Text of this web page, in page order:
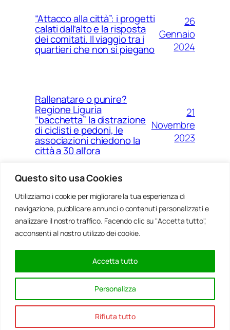
Questo sito usa Cookies
Utilizziamo i cookie per migliorare la tua esperienza di
navigazione, pubblicare annunci o contenuti personalizzati e
analizzare il nostro traffico. Facendo clic su "Accetta tutto",
acconsenti al nostro utilizzo dei cookie.
Personalizza
Rifiuta tutto
Accetta tutto
“Attacco alla città”: i progetti
calati dall’alto e la risposta
dei comitati. Il viaggio tra i
quartieri che non si piegano
26
Gennaio
2024
Rallenatare o punire?
Regione Liguria
“bacchetta” la distrazione
di ciclisti e pedoni, le
associazioni chiedono la
città a 30 all’ora
21
Novembre
2023
Ponte Morandi e quell’anno
zero che non è mai arrivato a
Genova
Agosto
2023
Rinnovabili, al passo della
Bocchetta un parco eolico
con 5 pale da 150 metri
Gennaio